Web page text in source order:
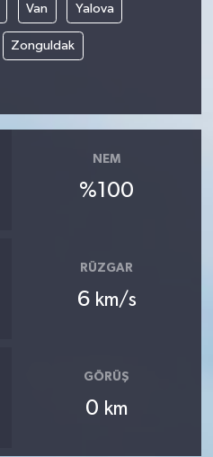
Van Yalova
Zonguldak
NEM
%100
RÜZGAR
6 km/s
GÖRÜŞ
0 km